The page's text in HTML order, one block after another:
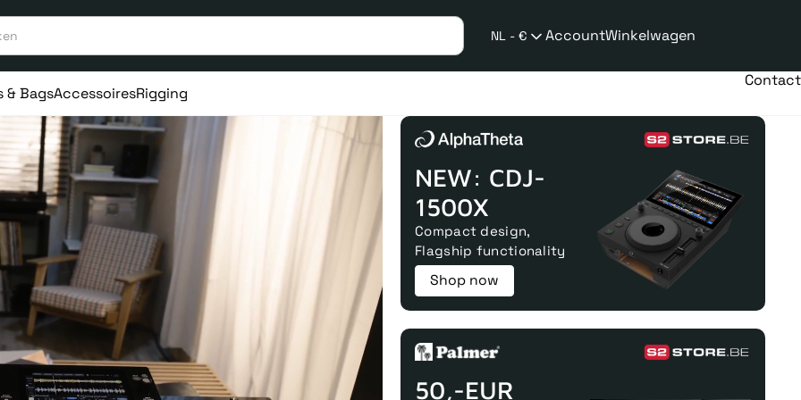
NL - €
taalwijziging
AccountWinkelwagen
& BagsAccessoiresRigging
Contact
ervaring Vanaf 75€ gratis verstuurd
NEW: CDJ-
1500X
Compact design,
Flagship functionality
Shop now
50,-EUR